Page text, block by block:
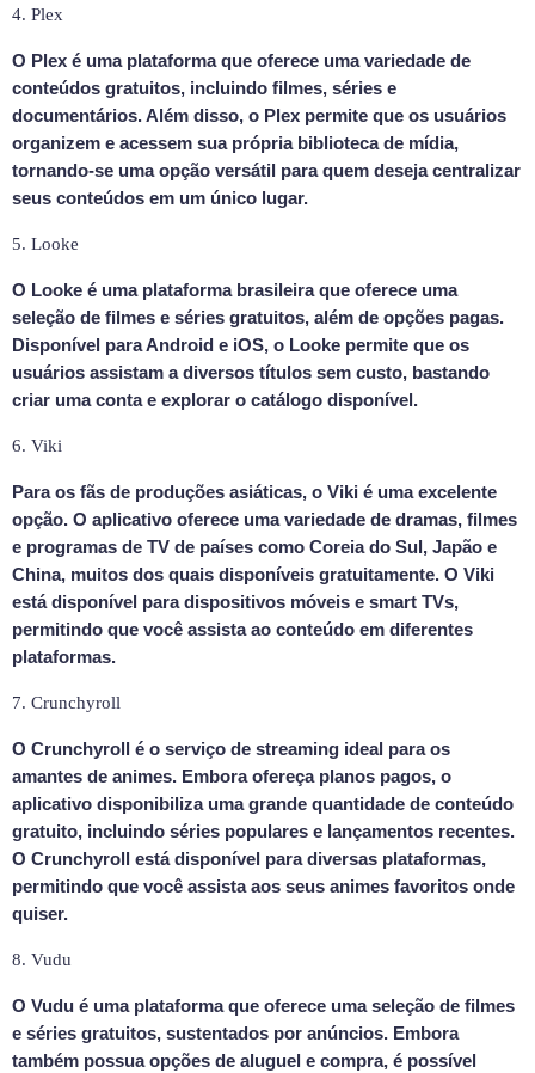
4. Plex
O Plex é uma plataforma que oferece uma variedade de
conteúdos gratuitos, incluindo filmes, séries e
documentários. Além disso, o Plex permite que os usuários
organizem e acessem sua própria biblioteca de mídia,
tornando-se uma opção versátil para quem deseja centralizar
seus conteúdos em um único lugar.
5. Looke
O Looke é uma plataforma brasileira que oferece uma
seleção de filmes e séries gratuitos, além de opções pagas.
Disponível para Android e iOS, o Looke permite que os
usuários assistam a diversos títulos sem custo, bastando
criar uma conta e explorar o catálogo disponível.
6. Viki
Para os fãs de produções asiáticas, o Viki é uma excelente
opção. O aplicativo oferece uma variedade de dramas, filmes
e programas de TV de países como Coreia do Sul, Japão e
China, muitos dos quais disponíveis gratuitamente. O Viki
está disponível para dispositivos móveis e smart TVs,
permitindo que você assista ao conteúdo em diferentes
plataformas.
7. Crunchyroll
O Crunchyroll é o serviço de streaming ideal para os
amantes de animes. Embora ofereça planos pagos, o
aplicativo disponibiliza uma grande quantidade de conteúdo
gratuito, incluindo séries populares e lançamentos recentes.
O Crunchyroll está disponível para diversas plataformas,
permitindo que você assista aos seus animes favoritos onde
quiser.
8. Vudu
O Vudu é uma plataforma que oferece uma seleção de filmes
e séries gratuitos, sustentados por anúncios. Embora
também possua opções de aluguel e compra, é possível